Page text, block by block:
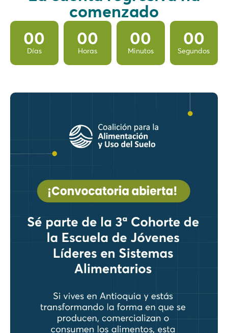
comenzado
00
Días
00
Horas
00
Minutos
00
Segundos